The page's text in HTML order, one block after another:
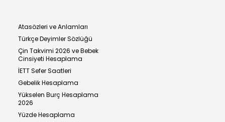
Atasözleri ve Anlamları
Türkçe Deyimler Sözlüğü
Çin Takvimi 2026 ve Bebek
Cinsiyeti Hesaplama
İETT Sefer Saatleri
Gebelik Hesaplama
Yükselen Burç Hesaplama
2026
Yüzde Hesaplama